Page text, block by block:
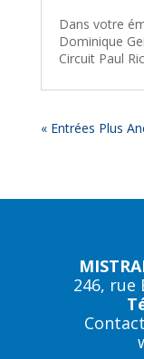
Dans votre
Dominique
Circuit Paul
« Entrées Plus
246, rue